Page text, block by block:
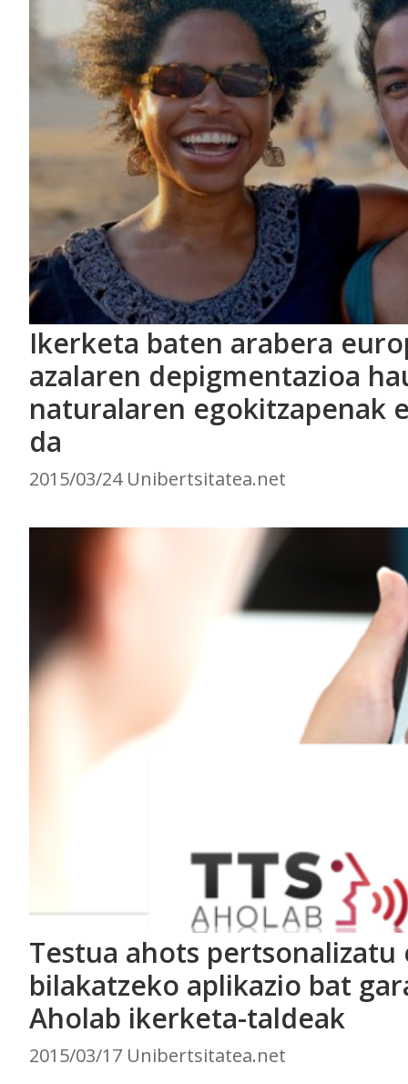
Ikerketa baten arabera
azalaren depigmentazioa
naturalaren egokitzapenak
da
2015/03/24 Unibertsitatea.net
Testua ahots
bilakatzeko aplikazio bat
Aholab ikerketa-taldeak
2015/03/17 Unibertsitatea.net